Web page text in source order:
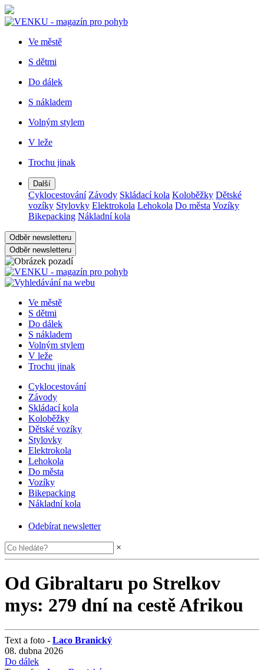
Ve městě
S dětmi
Do dálek
S nákladem
Volným stylem
V leže
Trochu jinak
Další
Cyklocestování Závody Skládací kola Koloběžky Dětské
vozíky Stylovky Elektrokola Lehokola Do města Vozíky
Bikepacking Nákladní kola
Odběr newsletteru
Odběr newsletteru
Ve městě
S dětmi
Do dálek
S nákladem
Volným stylem
V leže
Trochu jinak
Cyklocestování
Závody
Skládací kola
Koloběžky
Dětské vozíky
Stylovky
Elektrokola
Lehokola
Do města
Vozíky
Bikepacking
Nákladní kola
Odebírat newsletter
×
Od Gibraltaru po Strelkov
mys: 279 dní na cestě Afrikou
Text a foto - Laco Branický
08. dubna 2026
Do dálek